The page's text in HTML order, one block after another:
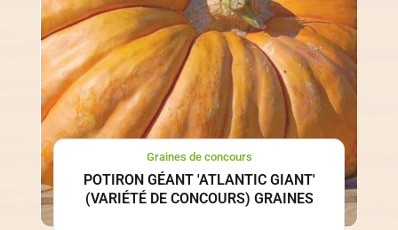
Graines de concours
POTIRON GÉANT 'ATLANTIC GIANT'
(VARIÉTÉ DE CONCOURS) GRAINES